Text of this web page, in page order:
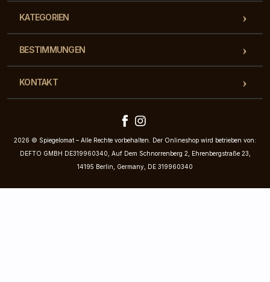
KATEGORIEN
BESTIMMUNGEN
KONTAKT
2026 © Spiegelomat – Alle Rechte vorbehalten. Der Onlineshop wird betrieben von:
DEFTO GMBH DE319960340, Auf Dem Schnorrenberg 2, Ehrenbergstraße 23,
14195 Berlin, Germany, DE 319960340